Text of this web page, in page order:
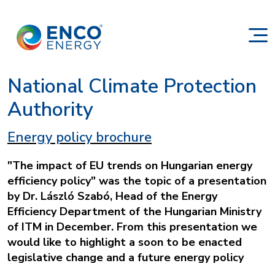
National Climate Protection
Authority
Energy policy brochure
"The impact of EU trends on Hungarian energy
efficiency policy" was the topic of a presentation
by Dr. László Szabó, Head of the Energy
Efficiency Department of the Hungarian Ministry
of ITM in December. From this presentation we
would like to highlight a soon to be enacted
legislative change and a future energy policy